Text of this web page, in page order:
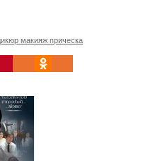
макияж прическа